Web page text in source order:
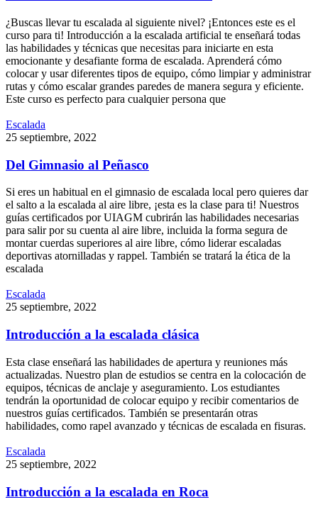
¿Buscas llevar tu escalada al siguiente nivel? ¡Entonces este es el
curso para ti! Introducción a la escalada artificial te enseñará todas
las habilidades y técnicas que necesitas para iniciarte en esta
emocionante y desafiante forma de escalada. Aprenderá cómo
colocar y usar diferentes tipos de equipo, cómo limpiar y administrar
rutas y cómo escalar grandes paredes de manera segura y eficiente.
Este curso es perfecto para cualquier persona que
Escalada
25 septiembre, 2022
Del Gimnasio al Peñasco
Si eres un habitual en el gimnasio de escalada local pero quieres dar
el salto a la escalada al aire libre, ¡esta es la clase para ti! Nuestros
guías certificados por UIAGM cubrirán las habilidades necesarias
para salir por su cuenta al aire libre, incluida la forma segura de
montar cuerdas superiores al aire libre, cómo liderar escaladas
deportivas atornilladas y rappel. También se tratará la ética de la
escalada
Escalada
25 septiembre, 2022
Introducción a la escalada clásica
Esta clase enseñará las habilidades de apertura y reuniones más
actualizadas. Nuestro plan de estudios se centra en la colocación de
equipos, técnicas de anclaje y aseguramiento. Los estudiantes
tendrán la oportunidad de colocar equipo y recibir comentarios de
nuestros guías certificados. También se presentarán otras
habilidades, como rapel avanzado y técnicas de escalada en fisuras.
Escalada
25 septiembre, 2022
Introducción a la escalada en Roca